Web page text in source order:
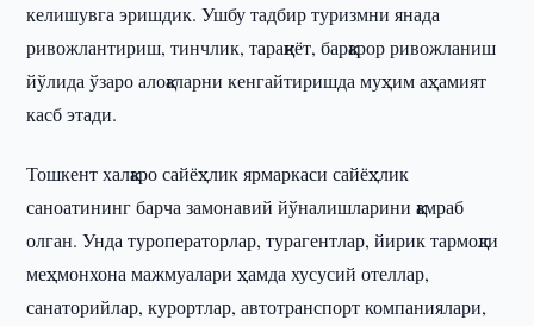
келишувга эришдик. Ушбу тадбир туризмни янада
ривожлантириш, тинчлик, тараққиёт, барқарор ривожланиш
йўлида ўзаро алоқаларни кенгайтиришда муҳим аҳамият
касб этади.
Тошкент халқаро сайёҳлик ярмаркаси сайёҳлик
саноатининг барча замонавий йўналишларини қамраб
олган. Унда туроператорлар, турагентлар, йирик тармоқли
меҳмонхона мажмуалари ҳамда хусусий отеллар,
санаторийлар, курортлар, автотранспорт компаниялари,